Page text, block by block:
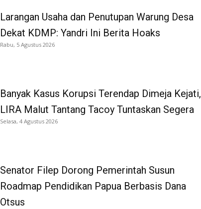
Larangan Usaha dan Penutupan Warung Desa
Dekat KDMP: Yandri Ini Berita Hoaks
Rabu, 5 Agustus 2026
Banyak Kasus Korupsi Terendap Dimeja Kejati,
LIRA Malut Tantang Tacoy Tuntaskan Segera
Selasa, 4 Agustus 2026
Senator Filep Dorong Pemerintah Susun
Roadmap Pendidikan Papua Berbasis Dana
Otsus